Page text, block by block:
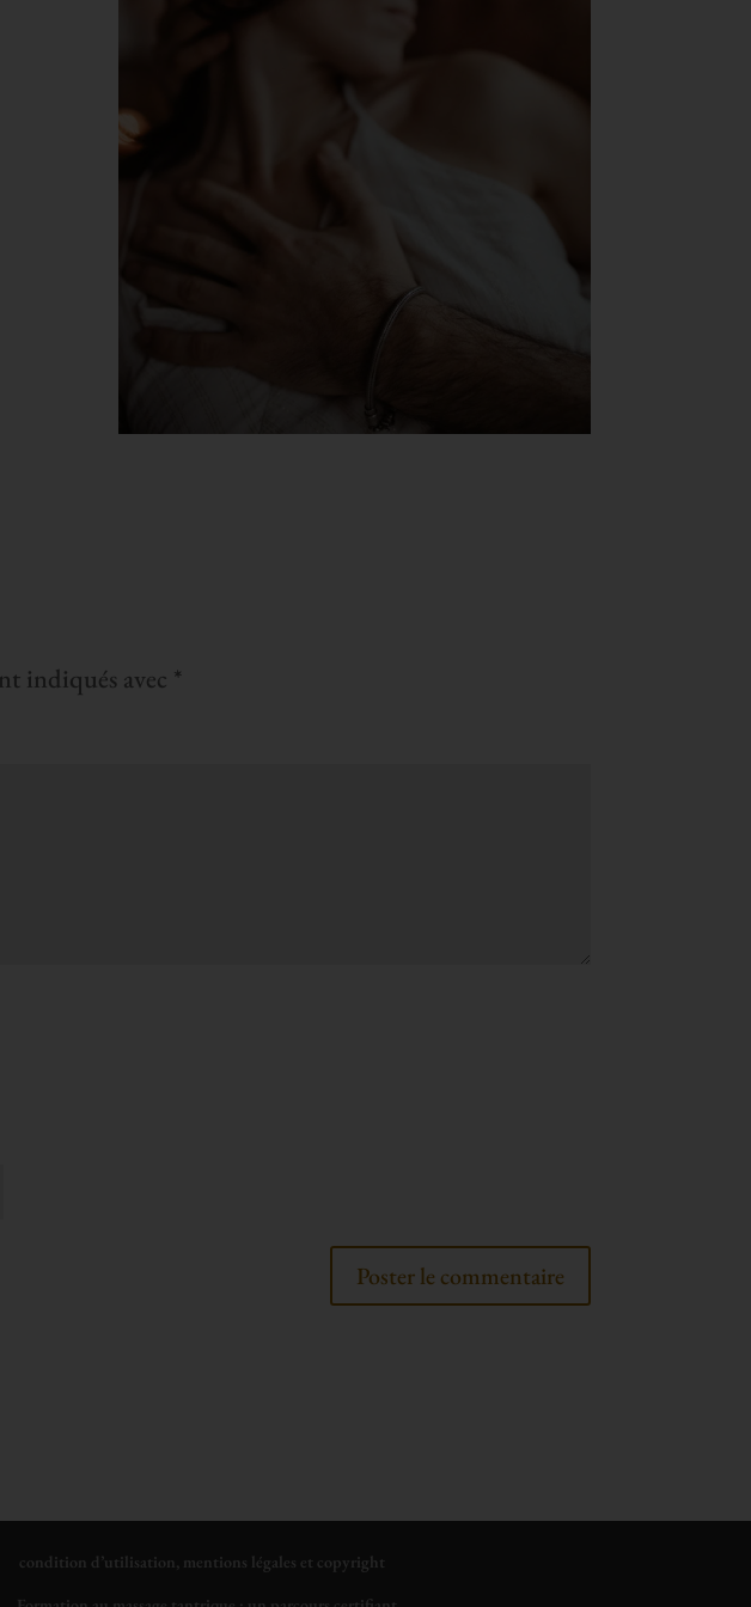
indiqués avec *
condition d’utilisation, mentions légales et copyright